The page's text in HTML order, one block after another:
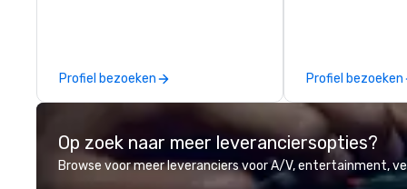
Profiel bezoeken
delegations,
corporate
group wants to
Valley founder,
mindsets driving
fastest-growing
Profiel bezoeken
Op zoek naar meer leveranciersopties?
Browse voor meer leveranciers voor A/V, entertainment,